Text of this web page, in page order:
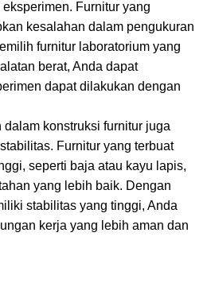
Furnitur yang
kesalahan dalam pengukuran
furnitur laboratorium yang
berat, Anda dapat
dapat dilakukan dengan
konstruksi furnitur juga
Furnitur yang terbuat
seperti baja atau kayu lapis,
yang lebih baik. Dengan
stabilitas yang tinggi, Anda
kerja yang lebih aman dan